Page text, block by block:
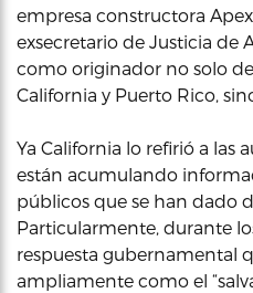
empresa constructora
exsecretario de Justicia de
como originador no solo
California y Puerto Rico,
Ya California lo refirió a las
están acumulando
públicos que se han dado
Particularmente, durante
respuesta gubernamental
ampliamente como el